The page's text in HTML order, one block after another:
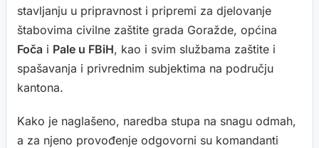
stavljanju u pripravnost i pripremi za djelovanje
štabovima civilne zaštite grada Goražde, općina
Foča i Pale u FBiH, kao i svim službama zaštite i
spašavanja i privrednim subjektima na području
kantona.
Kako je naglašeno, naredba stupa na snagu odmah,
a za njeno provođenje odgovorni su komandanti